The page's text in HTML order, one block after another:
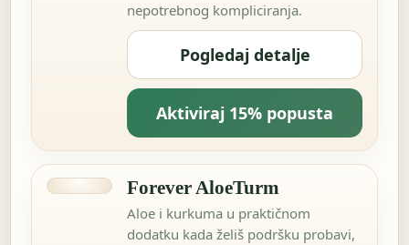
nepotrebnog kompliciranja.
Pogledaj detalje
Aktiviraj 15% popusta
Forever AloeTurm
Aloe i kurkuma u praktičnom
dodatku kada želiš podršku probavi,